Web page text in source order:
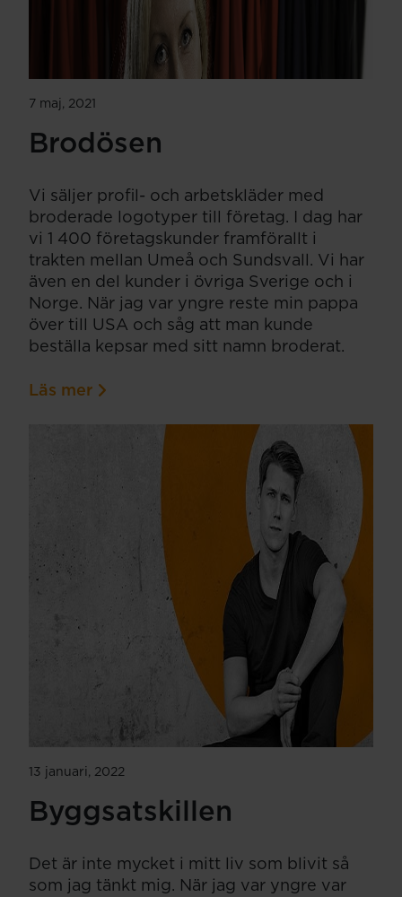
7 maj, 2021
Brodösen
Vi säljer profil- och arbetskläder med
broderade logotyper till företag. I dag har
vi 1 400 företagskunder framförallt i
trakten mellan Umeå och Sundsvall. Vi har
även en del kunder i övriga Sverige och i
Norge. När jag var yngre reste min pappa
över till USA och såg att man kunde
beställa kepsar med sitt namn broderat.
Läs mer
13 januari, 2022
Byggsatskillen
Det är inte mycket i mitt liv som blivit så
som jag tänkt mig. När jag var yngre var